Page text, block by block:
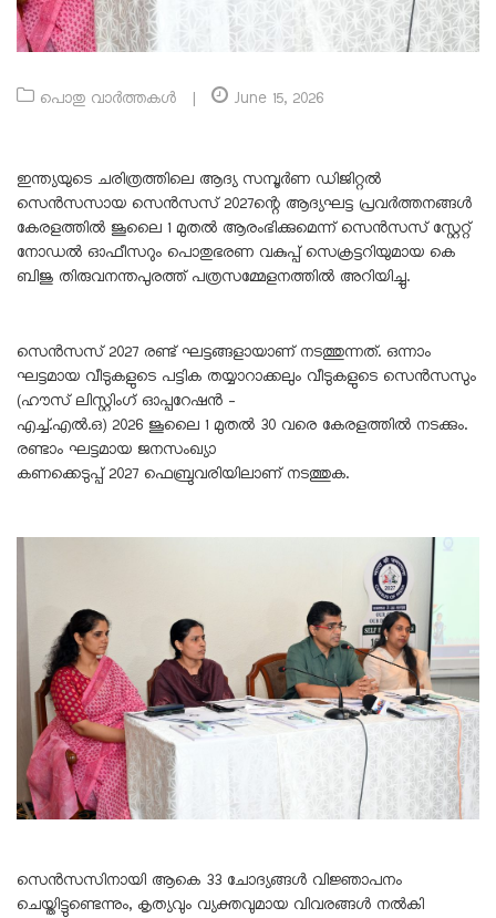
പൊതു വാർത്തകൾ June 15, 2026
ഇന്ത്യയുടെ ചരിത്രത്തിലെ ആദ്യ സമ്പൂർണ ഡിജിറ്റൽ
സെൻസസായ സെൻസസ് 2027ന്റെ ആദ്യഘട്ട പ്രവർത്തനങ്ങൾ
കേരളത്തിൽ ജൂലൈ 1 മുതൽ ആരംഭിക്കുമെന്ന് സെൻസസ് സ്റ്റേറ്റ്
നോഡൽ ഓഫീസറും പൊതുഭരണ വകുപ്പ് സെക്രട്ടറിയുമായ കെ
ബിജു തിരുവനന്തപുരത്ത് പത്രസമ്മേളനത്തിൽ അറിയിച്ചു.
സെൻസസ് 2027 രണ്ട് ഘട്ടങ്ങളായാണ് നടത്തുന്നത്. ഒന്നാം
ഘട്ടമായ വീടുകളുടെ പട്ടിക തയ്യാറാക്കലും വീടുകളുടെ സെൻസസും
(ഹൗസ് ലിസ്റ്റിംഗ് ഓപ്പറേഷൻ –
എച്ച്.എൽ.ഒ) 2026 ജൂലൈ 1 മുതൽ 30 വരെ കേരളത്തിൽ നടക്കും.
രണ്ടാം ഘട്ടമായ ജനസംഖ്യാ
കണക്കെടുപ്പ് 2027 ഫെബ്രുവരിയിലാണ് നടത്തുക.
സെൻസസിനായി ആകെ 33 ചോദ്യങ്ങൾ വിജ്ഞാപനം
ചെയ്തിട്ടുണ്ടെന്നും, കൃത്യവും വ്യക്തവുമായ വിവരങ്ങൾ നൽകി